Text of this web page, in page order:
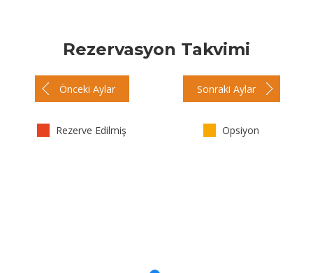
Rezervasyon Takvimi
Önceki Aylar Sonraki Aylar
Rezerve Edilmiş Opsiyon